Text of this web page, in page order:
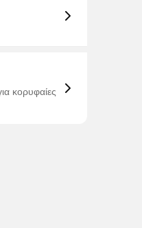
κορυφαίες